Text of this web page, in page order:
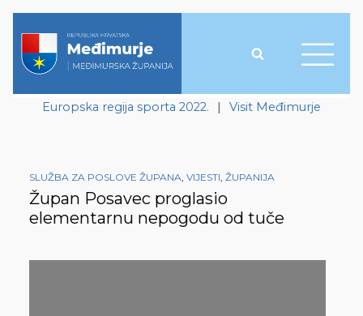
Europska regija sporta 2022. | Visit Međimurje
SLUŽBA ZA POSLOVE ŽUPANA, VIJESTI, ŽUPANIJA
Župan Posavec proglasio
elementarnu nepogodu od tuče